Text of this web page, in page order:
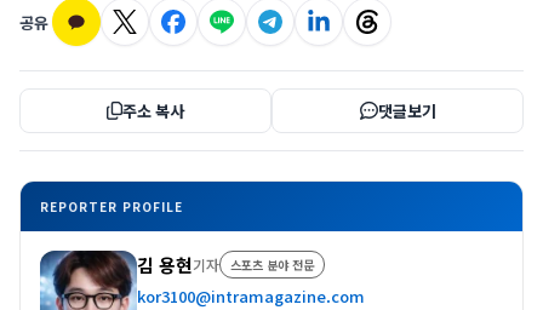
공유
주소 복사 댓글보기
REPORTER PROFILE
김 용현기자 스포츠 분야 전문
kor3100@intramagazine.com